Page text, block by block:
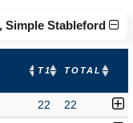
Simple Stableford
T1 TOTAL
22 22